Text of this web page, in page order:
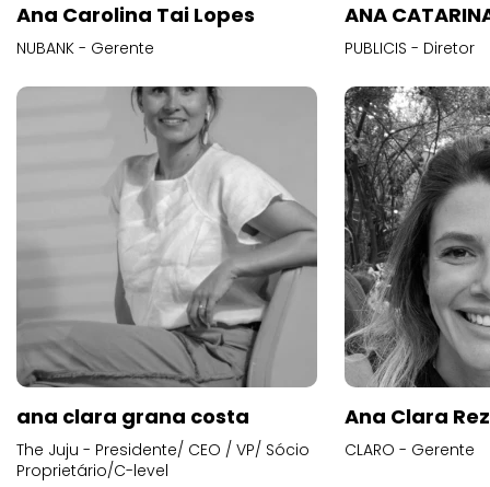
Ana Carolina Tai Lopes
NUBANK - Gerente
ANA
PUBLICIS - Diretor
ana clara grana costa
The Juju - Presidente/ CEO / VP/ Sócio
Proprietário/C-level
Ana Clara
CLARO - Gerente